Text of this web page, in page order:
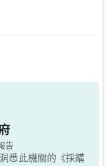
告
悉此機關的《採購